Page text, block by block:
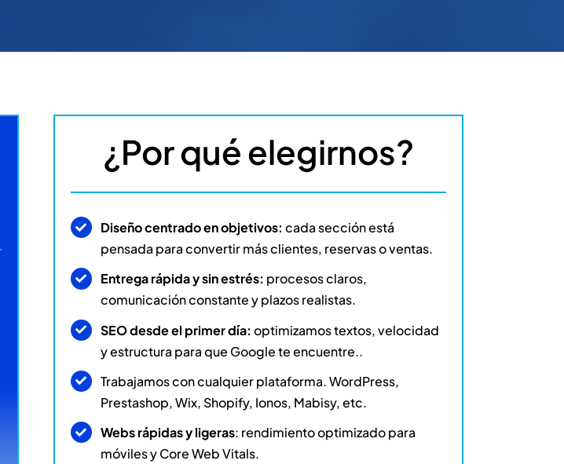
¿Por qué elegirnos?
Diseño centrado en objetivos: cada sección está
pensada para convertir más clientes, reservas o ventas.
Entrega rápida y sin estrés: procesos claros,
comunicación constante y plazos realistas.
SEO desde el primer día: optimizamos textos, velocidad
y estructura para que Google te encuentre..
Trabajamos con cualquier plataforma. WordPress,
Prestashop, Wix, Shopify, Ionos, Mabisy, etc.
Webs rápidas y ligeras: rendimiento optimizado para
móviles y Core Web Vitals.